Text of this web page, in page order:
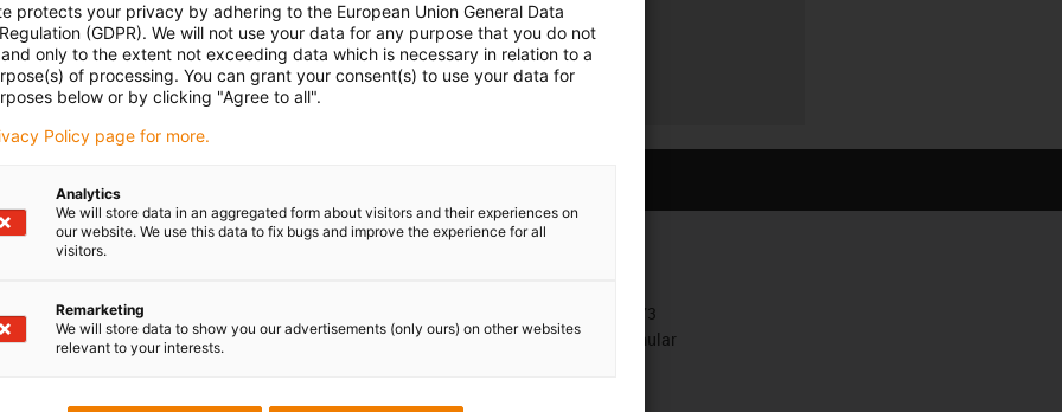
form
Live chat
24h
myigus features
Online værktøjer
+4586603373
Kontaktformular
protects your privacy by adhering to the European Union General Data
(GDPR). We will not use your data for any purpose that you do not
only to the extent not exceeding data which is necessary in relation to a
of processing. You can grant your consent(s) to use your data for
below or by clicking "Agree to all".
Policy page for more.
Analytics
We will store data in an aggregated form about visitors and their experiences on
our website. We use this data to fix bugs and improve the experience for all
visitors.
Remarketing
We will store data to show you our advertisements (only ours) on other websites
relevant to your interests.